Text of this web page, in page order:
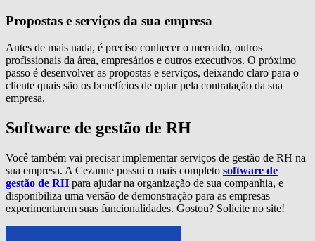
Propostas e serviços da sua empresa
Antes de mais nada, é preciso conhecer o mercado, outros
profissionais da área, empresários e outros executivos. O próximo
passo é desenvolver as propostas e serviços, deixando claro para o
cliente quais são os benefícios de optar pela contratação da sua
empresa.
Software de gestão de RH
Você também vai precisar implementar serviços de gestão de RH na
sua empresa. A Cezanne possui o mais completo software de
gestão de RHpara ajudar na organização de sua companhia, e
disponibiliza uma versão de demonstração para as empresas
experimentarem suas funcionalidades. Gostou? Solicite no site!